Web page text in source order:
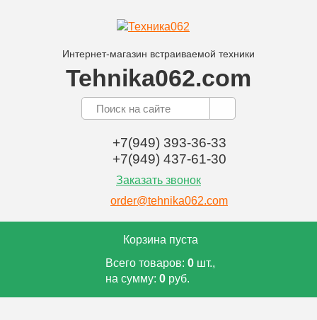
Интернет-магазин встраиваемой техники
Tehnika062.com
+7(949) 393-36-33
+7(949) 437-61-30
Заказать звонок
order@tehnika062.com
Корзина пуста
Всего товаров: 0 шт.,
на сумму: 0 руб.